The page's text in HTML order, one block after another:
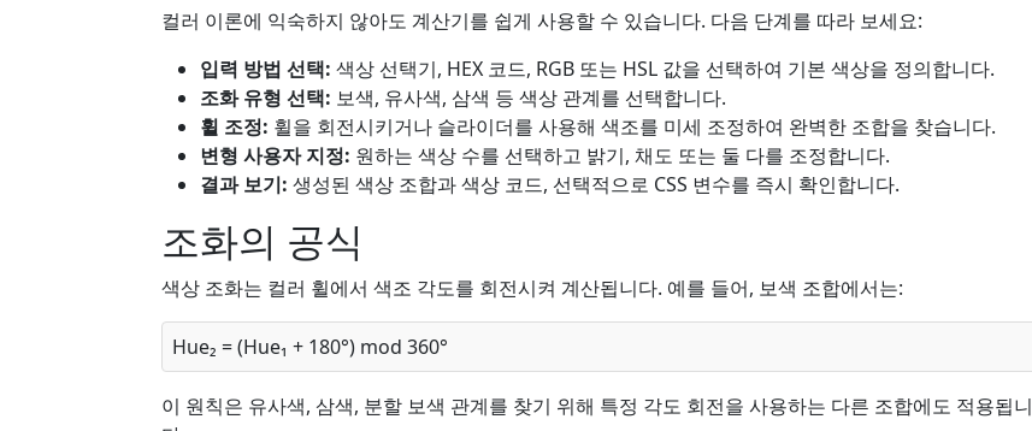
컬러 이론에 익숙하지 않아도 계산기를 쉽게 사용할 수 있습니다. 다음 단계를 따라 보세요:
입력 방법 선택: 색상 선택기, HEX 코드, RGB 또는 HSL 값을 선택하여 기본 색상을 정의합니다.
조화 유형 선택: 보색, 유사색, 삼색 등 색상 관계를 선택합니다.
휠 조정: 휠을 회전시키거나 슬라이더를 사용해 색조를 미세 조정하여 완벽한 조합을 찾습니다.
변형 사용자 지정: 원하는 색상 수를 선택하고 밝기, 채도 또는 둘 다를 조정합니다.
결과 보기: 생성된 색상 조합과 색상 코드, 선택적으로 CSS 변수를 즉시 확인합니다.
조화의 공식
색상 조화는 컬러 휠에서 색조 각도를 회전시켜 계산됩니다. 예를 들어, 보색 조합에서는:
Hue₂ = (Hue₁ + 180°) mod 360°
이 원칙은 유사색, 삼색, 분할 보색 관계를 찾기 위해 특정 각도 회전을 사용하는 다른 조합에도 적용됩니